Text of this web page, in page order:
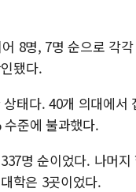
8명, 7명 순으로 각
됐다.
태다. 40개 의대에
준에 불과했다.
명 순이었다. 나머
학은 3곳이었다.